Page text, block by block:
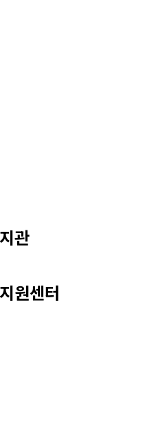
관
원센터